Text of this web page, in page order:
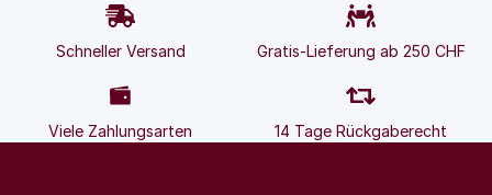
Schneller Versand Gratis-Lieferung ab 250 CHF
Viele Zahlungsarten 14 Tage Rückgaberecht